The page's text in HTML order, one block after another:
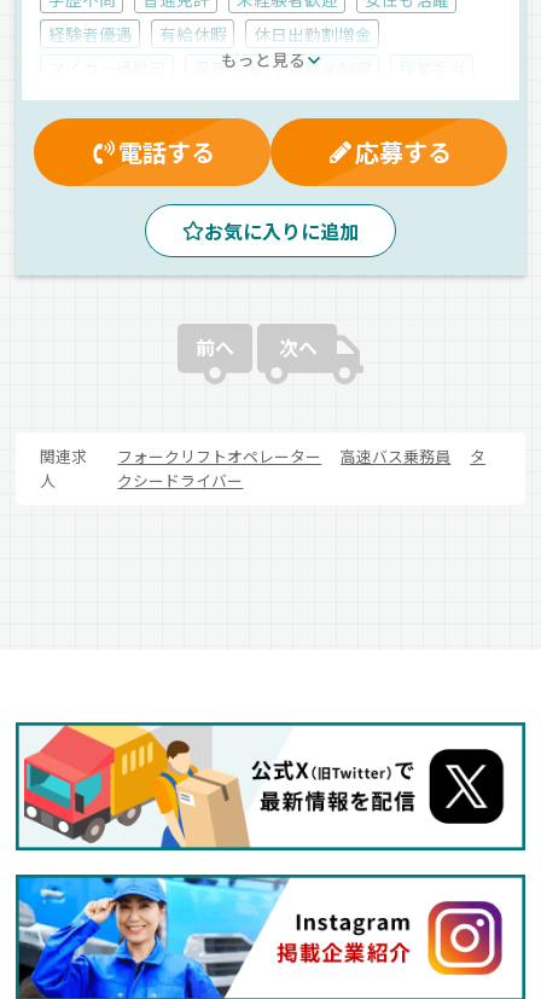
経験者優遇
有給休暇
休日出勤割増金
深夜手当 退職金制度
制服・作業着貸与
賞与 財形貯蓄制度
健康保険
厚生年金
業務手当 雇用保険
資格取得制度
交通費支給
労災保険 昇給 家族手当 早朝
朝 地場 高速バス
路線バス
一般旅客 バス 契約社員
もっと見る
電話する 応募する
お気に入りに追加
前へ 次へ
関連求
人
フォークリフトオペレーター 高速バス乗務員
タ
クシードライバー